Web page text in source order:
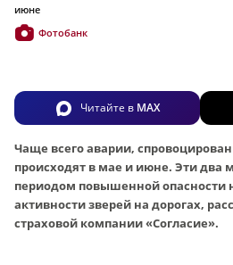
июне
Фотобанк
Читайте в MAX
Чаще всего аварии,
происходят в мае и июне. Эти два
периодом повышенной опасности
активности зверей на дорогах,
страховой компании «Согласие».